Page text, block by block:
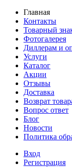
Главная
Контакты
Товарный
Фотогалерея
Диллерам и
Услуги
Каталог
Акции
Отзывы
Доставка
Возврат
Вопрос ответ
Блог
Новости
Политика
Вход
Регистрация